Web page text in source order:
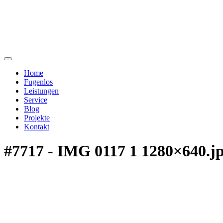
Home
Fugenlos
Leistungen
Service
Blog
Projekte
Kontakt
#7717 - IMG 0117 1